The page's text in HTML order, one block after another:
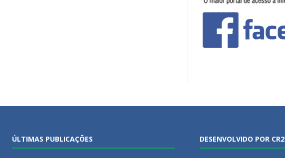
ÚLTIMAS PUBLICAÇÕES DESENVOLVIDO POR CR2